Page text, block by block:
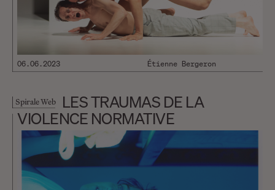
06.06.2023 Étienne Bergeron
Spirale Web
LES TRAUMAS DE LA
VIOLENCE NORMATIVE